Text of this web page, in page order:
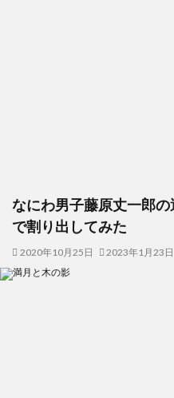
なにわ男子藤原丈一郎
で割り出してみた
2020年10月25日 2023年1月23日